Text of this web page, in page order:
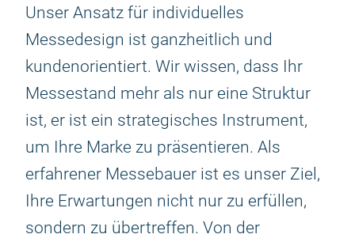
Unser Ansatz für individuelles
Messedesign ist ganzheitlich und
kundenorientiert. Wir wissen, dass Ihr
Messestand mehr als nur eine Struktur
ist, er ist ein strategisches Instrument,
um Ihre Marke zu präsentieren. Als
erfahrener Messebauer ist es unser Ziel,
Ihre Erwartungen nicht nur zu erfüllen,
sondern zu übertreffen. Von der